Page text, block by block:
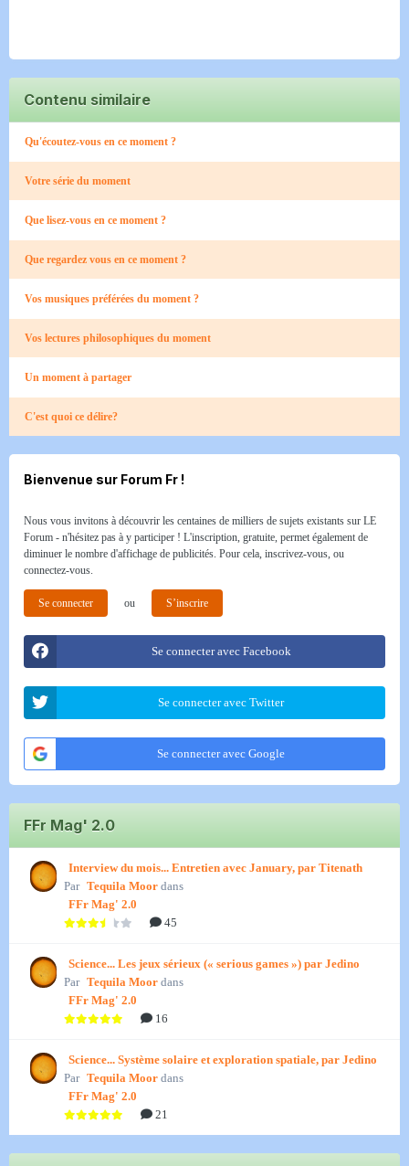
Contenu similaire
Qu'écoutez-vous en ce moment ?
Votre série du moment
Que lisez-vous en ce moment ?
Que regardez vous en ce moment ?
Vos musiques préférées du moment ?
Vos lectures philosophiques du moment
Un moment à partager
C'est quoi ce délire?
Bienvenue sur Forum Fr !
Nous vous invitons à découvrir les centaines de milliers de sujets existants sur LE
Forum - n'hésitez pas à y participer ! L'inscription, gratuite, permet également de
diminuer le nombre d'affichage de publicités. Pour cela, inscrivez-vous, ou
connectez-vous.
Se connecter ou S’inscrire
Se connecter avec Facebook
Se connecter avec Twitter
Se connecter avec Google
FFr Mag' 2.0
Interview du mois... Entretien avec January, par Titenath
Par Tequila Moor dans
FFr Mag' 2.0
45
Science... Les jeux sérieux (« serious games ») par Jedino
Par Tequila Moor dans
FFr Mag' 2.0
16
Science... Système solaire et exploration spatiale, par Jedino
Par Tequila Moor dans
FFr Mag' 2.0
21